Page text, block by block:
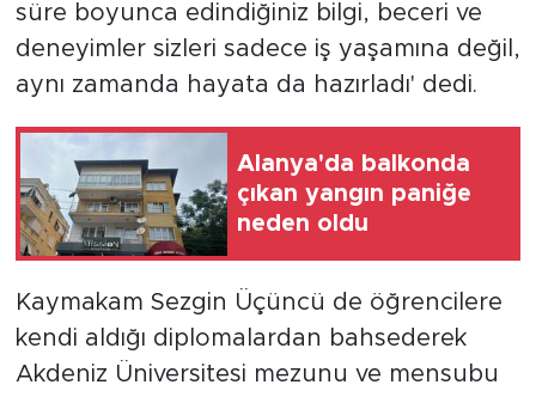
süre boyunca edindiğiniz bilgi, beceri ve
deneyimler sizleri sadece iş yaşamına değil,
aynı zamanda hayata da hazırladı' dedi.
Alanya'da balkonda
çıkan yangın paniğe
neden oldu
Kaymakam Sezgin Üçüncü de öğrencilere
kendi aldığı diplomalardan bahsederek
Akdeniz Üniversitesi mezunu ve mensubu